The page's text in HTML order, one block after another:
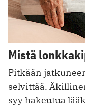
Mistä
Pitkään
selvittää.
syy hakeutua